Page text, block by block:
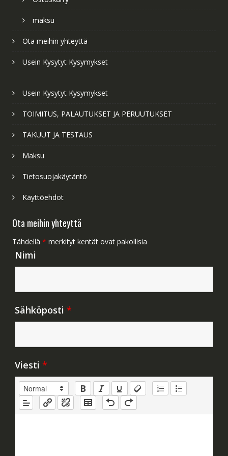
maksu
Ota meihin yhteyttä
Usein Kysytyt Kysymykset
Usein Kysytyt Kysymykset
TOIMITUS, PALAUTUKSET JA PERUUTUKSET
TAKUUT JA TESTAUS
Maksu
Tietosuojakäytäntö
Käyttöehdot
Ota meihin yhteyttä
Tähdellä * merkityt kentät ovat pakollisia
Nimi
Sähköposti *
Viesti *